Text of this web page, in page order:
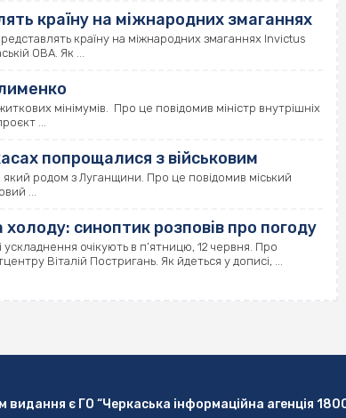
країну на міжнародних змаганнях
країну на міжнародних змаганнях Invictus
ОВА. Як ...
мінімумів. Про це повідомив міністр внутрішніх
...
попрощалися з військовим
родом з Луганщини. Про це повідомив міський
...
синоптик розповів про погоду
очікують в п’ятницю, 12 червня. Про
Віталій Постригань. Як йдеться у дописі, ...
видання є ГО “Черкаська інформаційна агенція